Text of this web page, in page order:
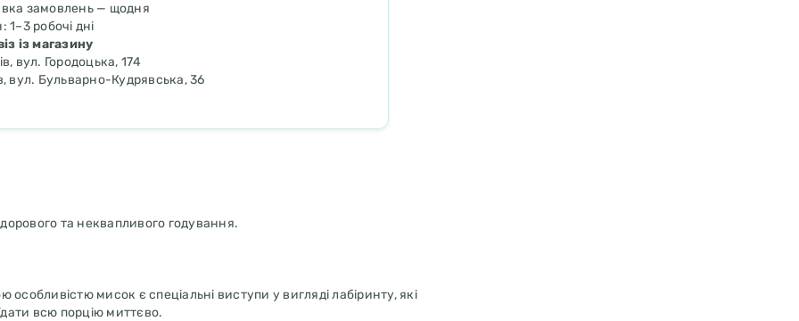
замовлень — щодня
1–3 робочі дні
із магазину
вул. Городоцька, 174
вул. Бульварно-Кудрявська, 36
та неквапливого годування.
мисок є спеціальні виступи у вигляді лабіринту, які
всю порцію миттєво.